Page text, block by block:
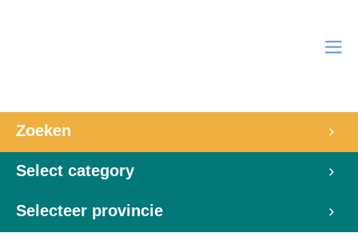
Zoeken
Select category
Selecteer provincie